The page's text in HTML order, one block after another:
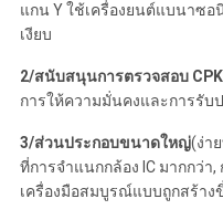
แกน Y ใช้เครื่องยนต์แบนาซอ
เงียบ
2/สนับสนุนการตรวจสอบ CPK
การให้ความมั่นคงและการรับ
3/ส่วนประกอบขนาดใหญ่(ง่า
ที่การจําแนกกล้อง lC มากกว่
เครื่องมือสมบูรณ์แบบถูกสร้า